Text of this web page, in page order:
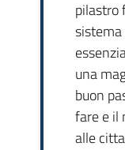
pilastro
una
buon
fare e il
alle